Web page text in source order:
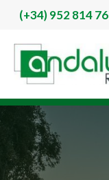
(+34)952 814